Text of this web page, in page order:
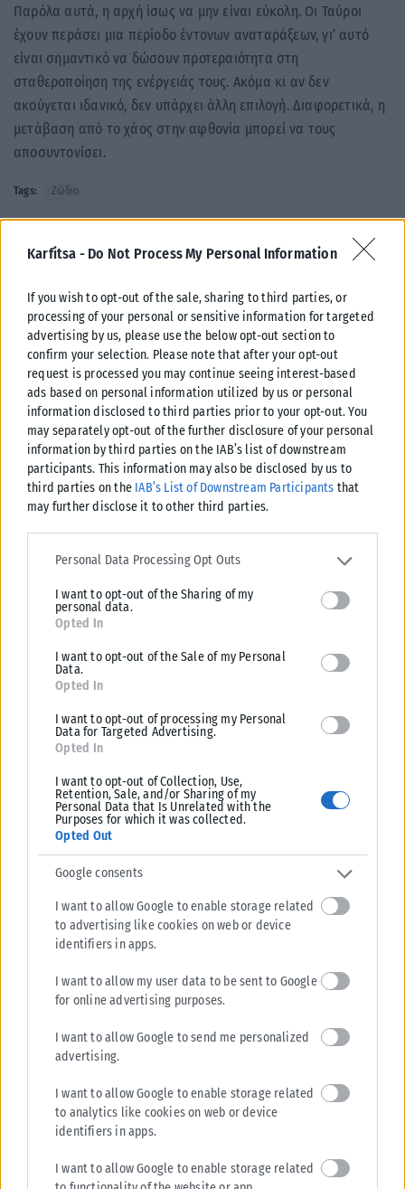
Karfitsa - Do Not Process My Personal Information
If you wish to opt-out of the sale, sharing to third parties, or
processing of your personal or sensitive information for targeted
advertising by us, please use the below opt-out section to
confirm your selection. Please note that after your opt-out
request is processed you may continue seeing interest-based
ads based on personal information utilized by us or personal
information disclosed to third parties prior to your opt-out. You
may separately opt-out of the further disclosure of your personal
information by third parties on the IAB’s list of downstream
participants. This information may also be disclosed by us to
third parties on the IAB’s List of Downstream Participants that
may further disclose it to other third parties.
Please note that this website/app uses one or more Google
services and may gather and store information including but not
deny consent to Google and its third-party tags to use your data
for below specified purposes in below Google consent section.
Personal Data Processing Opt Outs
I want to opt-out of the Sharing of my
personal data.
Opted In
I want to opt-out of the Sale of my Personal
Data.
Opted In
I want to opt-out of processing my Personal
Data for Targeted Advertising.
Opted In
I want to opt-out of Collection, Use,
Retention, Sale, and/or Sharing of my
Personal Data that Is Unrelated with the
Purposes for which it was collected.
Opted Out
Google consents
I want to allow Google to enable storage related
to advertising like cookies on web or device
identifiers in apps.
I want to allow my user data to be sent to Google
for online advertising purposes.
I want to allow Google to send me personalized
advertising.
I want to allow Google to enable storage related
to analytics like cookies on web or device
identifiers in apps.
I want to allow Google to enable storage related
Παρόλα αυτά, η αρχή ίσως να μην είναι εύκολη. Οι Ταύροι
έχουν περάσει μια περίοδο έντονων αναταράξεων, γι’ αυτό
είναι σημαντικό να δώσουν προτεραιότητα στη
σταθεροποίηση της ενέργειάς τους. Ακόμα κι αν δεν
ακούγεται ιδανικό, δεν υπάρχει άλλη επιλογή. Διαφορετικά, η
μετάβαση από το χάος στην αφθονία μπορεί να τους
αποσυντονίσει.
Tags: Ζώδιο
Σχετικά Άρθρα
ΠΟΛΙΤΙΣΜΌΣ
Η Lionsgate στοχεύει σε κυκλοφορία της ταινίας «Michael 2»
στα τέλη του 2027 με αρχές του 2028
Η Lionsgate προωθεί το «Michael 2», τη συνέχεια της βιογραφικής
ταινίας για τον Μάικλ Τζάκσον, με τα γυρίσματα να σχεδιάζονται...
ΑΝΑΡΤΉΘΗΚΕ ΑΠΌKARFITSANEWS 07/08/2026
ΔΙΕΘΝΉ
Σαουδική Αραβία: Η αμυντική συμφωνία με Τουρκία και
Πακιστάν δεν αφορά πυρηνικές φιλοδοξίες
Σαουδάραβας αξιωματούχος διαβεβαίωσε ότι η αμυντική συμφωνία με
Τουρκία και Πακιστάν δεν συνδέεται με πυρηνικές φιλοδοξίες ούτε
απειλεί χώρες της...